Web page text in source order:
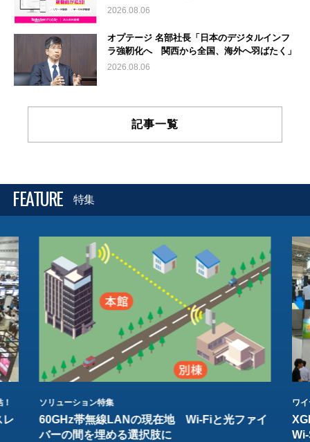
2026.08.06
オプテージ 名部社長「日本のデジタルインフ
ラ強靭化へ 関西から全国、海外へ羽ばたく」
2026.08.06
記事一覧
FEATURE 特集
レ
ソリューション特集
60GHz帯無線LANの現在地 Wi-Fiと光ファイ
バーの間を埋める選択肢に
ワ